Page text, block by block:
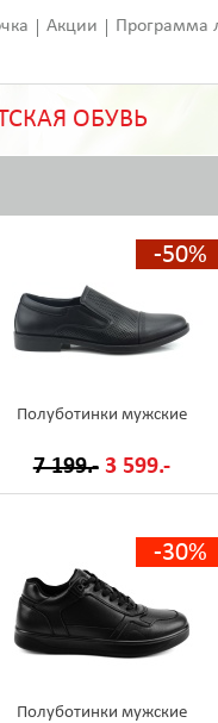
Акции Программа
ОБУВЬ
-50%
Полуботинки мужские
7 199.- 3 599.-
-30%
Полуботинки мужские